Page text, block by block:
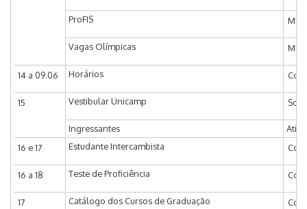
ProFIS
Vagas Olímpicas
14 a 09.06 Horários
15 Vestibular Unicamp
Ingressantes
16 e 17
Estudante Intercambista
16 a 18 Teste de Proficiência
17 Catálogo dos Cursos de Graduação